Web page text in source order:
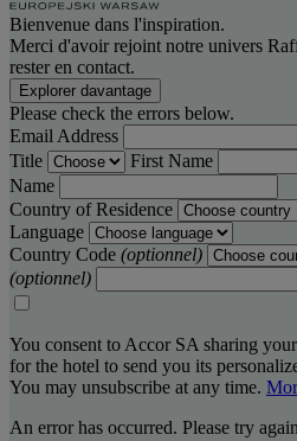
Bienvenue dans l'inspiration.
Merci d'avoir rejoint notre univers
rester en contact.
Explorer davantage
Please check the errors below.
Email Address
Title
First Name
Name
Country of Residence
Language
Country Code (optionnel)
(optionnel)
You consent to Accor SA sharing
for the hotel to send you its
You may unsubscribe at any time.
An error has occurred. Please try